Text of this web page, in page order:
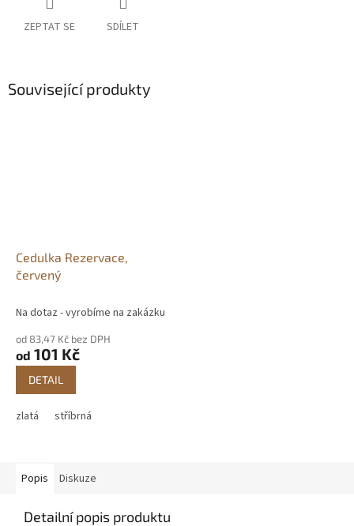
ZEPTAT SE SDÍLET
Související produkty
Cedulka Rezervace,
červený
Na dotaz - vyrobíme na zakázku
od 83,47 Kč bez DPH
od 101 Kč
DETAIL
zlatá stříbrná
Popis Diskuze
Detailní popis produktu